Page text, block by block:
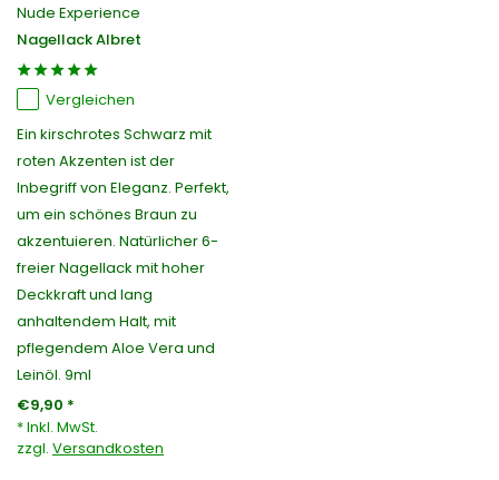
Nude Experience
Nagellack Albret
Vergleichen
Ein kirschrotes Schwarz mit
roten Akzenten ist der
Inbegriff von Eleganz. Perfekt,
um ein schönes Braun zu
akzentuieren. Natürlicher 6-
freier Nagellack mit hoher
Deckkraft und lang
anhaltendem Halt, mit
pflegendem Aloe Vera und
Leinöl. 9ml
€9,90 *
* Inkl. MwSt.
zzgl. Versandkosten